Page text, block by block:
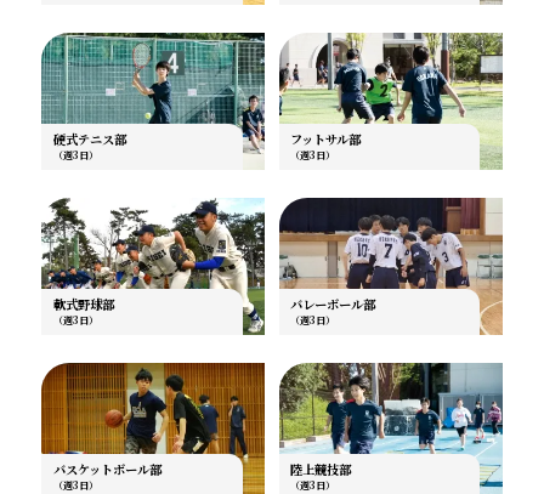
硬式テニス部
（週3日）
フットサル部
（週3日）
軟式野球部
（週3日）
バレーボール部
（週3日）
バスケットボール部
（週3日）
陸上競技部
（週3日）